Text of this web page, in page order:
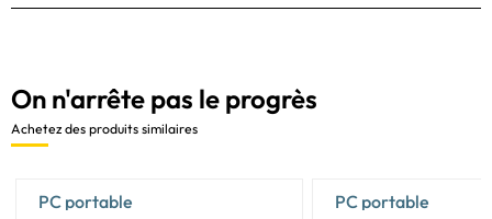
On n'arrête pas le progrès
Achetez des produits similaires
PC portable PC portable